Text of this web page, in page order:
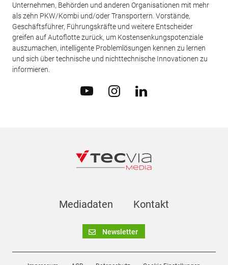
Unternehmen, Behörden und anderen Organisationen mit mehr
als zehn PKW/Kombi und/oder Transportern. Vorstände,
Geschäftsführer, Führungskräfte und weitere Entscheider
greifen auf Autoflotte zurück, um Kostensenkungspotenziale
auszumachen, intelligente Problemlösungen kennen zu lernen
und sich über technische und nichttechnische Innovationen zu
informieren.
Mediadaten Kontakt
Newsletter